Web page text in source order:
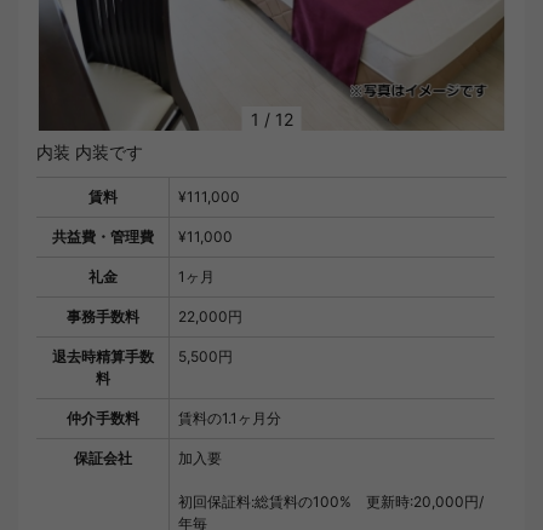
1 / 12
内装 内装です
賃料 ¥111,000
共益費・管理費 ¥11,000
礼金 1ヶ月
事務手数料 22,000円
退去時精算手数
料
5,500円
仲介手数料 賃料の1.1ヶ月分
保証会社 加入要
初回保証料:総賃料の100% 更新時:20,000円/
年毎